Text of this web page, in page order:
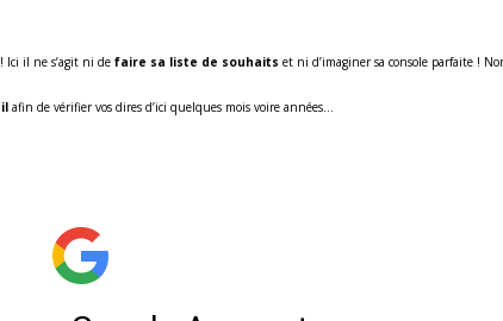
Ici il ne s’agit ni de faire sa liste de souhaits et ni d’imaginer sa console parfaite !
afin de vérifier vos dires d’ici quelques mois voire années…